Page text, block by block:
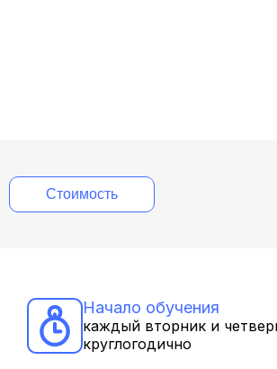
Стоимость
Начало обучения
каждый вторник и
круглогодично